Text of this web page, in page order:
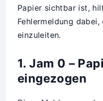
Papier sichtbar ist,
Fehlermeldung
einzuleiten.
1. Jam 0 –
eingezogen